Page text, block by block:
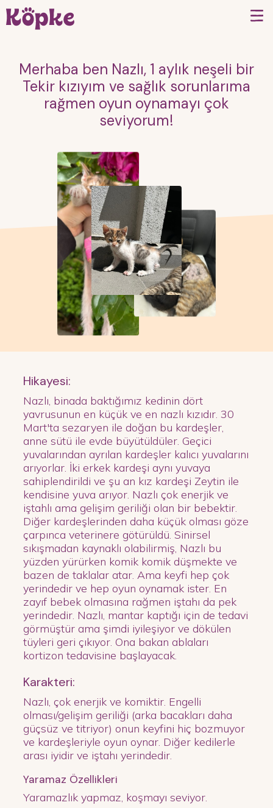
Merhaba ben Nazlı, 1 aylık neşeli bir
Tekir kızıyım ve sağlık sorunlarıma
rağmen oyun oynamayı çok
seviyorum!
Hikayesi:
Nazlı, binada baktığımız kedinin dört
yavrusunun en küçük ve en nazlı kızıdır. 30
Mart'ta sezaryen ile doğan bu kardeşler,
anne sütü ile evde büyütüldüler. Geçici
yuvalarından ayrılan kardeşler kalıcı yuvalarını
arıyorlar. İki erkek kardeşi aynı yuvaya
sahiplendirildi ve şu an kız kardeşi Zeytin ile
kendisine yuva arıyor. Nazlı çok enerjik ve
iştahlı ama gelişim geriliği olan bir bebektir.
Diğer kardeşlerinden daha küçük olması göze
çarpınca veterinere götürüldü. Sinirsel
sıkışmadan kaynaklı olabilirmiş, Nazlı bu
yüzden yürürken komik komik düşmekte ve
bazen de taklalar atar. Ama keyfi hep çok
yerindedir ve hep oyun oynamak ister. En
zayıf bebek olmasına rağmen iştahı da pek
yerindedir. Nazlı, mantar kaptığı için de tedavi
görmüştür ama şimdi iyileşiyor ve dökülen
tüyleri geri çıkıyor. Ona bakan ablaları
kortizon tedavisine başlayacak.
Karakteri:
Nazlı, çok enerjik ve komiktir. Engelli
olması/gelişim geriliği (arka bacakları daha
güçsüz ve titriyor) onun keyfini hiç bozmuyor
ve kardeşleriyle oyun oynar. Diğer kedilerle
arası iyidir ve iştahı yerindedir.
Yaramaz Özellikleri
Yaramazlık yapmaz, koşmayı seviyor.